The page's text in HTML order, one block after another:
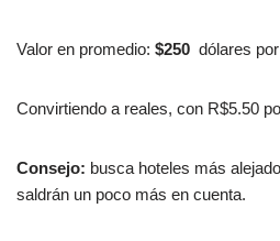
Valor en promedio: $250 dólares
Convirtiendo a reales, con R$5.50
Consejo: busca hoteles más
saldrán un poco más en cuenta.